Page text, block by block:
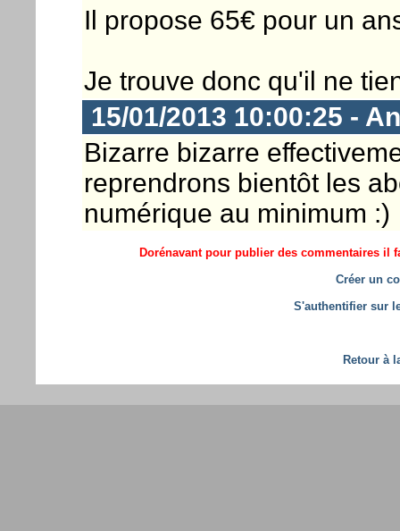
Il propose 65€ pour un
Je trouve donc qu'il ne
15/01/2013 10:00:25 -
Bizarre bizarre
reprendrons bientôt les
numérique au minimum :)
Dorénavant pour publier des commentaires il
Créer un
S'authentifier sur
Retour à